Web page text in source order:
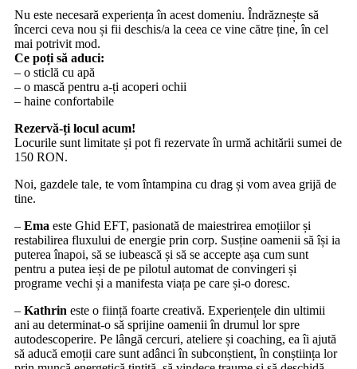
Nu este necesară experiența în acest domeniu. Îndrăznește să
încerci ceva nou și fii deschis/a la ceea ce vine către ține, în cel
mai potrivit mod.
Ce poți să aduci:
– o sticlă cu apă
– o mască pentru a-ți acoperi ochii
– haine confortabile
Rezervă-ți locul acum!
Locurile sunt limitate și pot fi rezervate în urmă achitării sumei de
150 RON.
Noi, gazdele tale, te vom întampina cu drag și vom avea grijă de
tine.
– Ema este Ghid EFT, pasionată de maiestrirea emoțiilor și
restabilirea fluxului de energie prin corp. Susține oamenii să își ia
puterea înapoi, să se iubească și să se accepte așa cum sunt
pentru a putea ieși de pe pilotul automat de convingeri și
programe vechi și a manifesta viața pe care și-o doresc.
– Kathrin este o ființă foarte creativă. Experiențele din ultimii
ani au determinat-o să sprijine oamenii în drumul lor spre
autodescoperire. Pe lângă cercuri, ateliere și coaching, ea îi ajută
să aducă emoții care sunt adânci în subconștient, în conștiința lor